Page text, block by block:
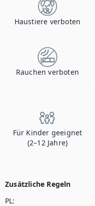
Haustiere verboten
Rauchen verboten
Für Kinder geeignet
(2–12 Jahre)
Zusätzliche Regeln
PL: